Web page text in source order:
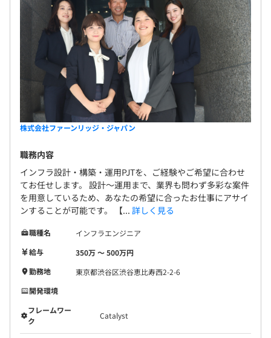
株式会社ファーンリッジ・ジャパン
職務内容
インフラ設計・構築・運用PJTを、ご経験やご希望に合わせ
てお任せします。 設計〜運用まで、業界も問わず多彩な案件
を用意しているため、あなたの希望に合ったお仕事にアサイ
ンすることが可能です。 【... 詳しく見る
職種名
インフラエンジニア
給与
350万 〜 500万円
勤務地
東京都渋谷区渋谷恵比寿西2-2-6
開発環境
フレームワー
ク
Catalyst